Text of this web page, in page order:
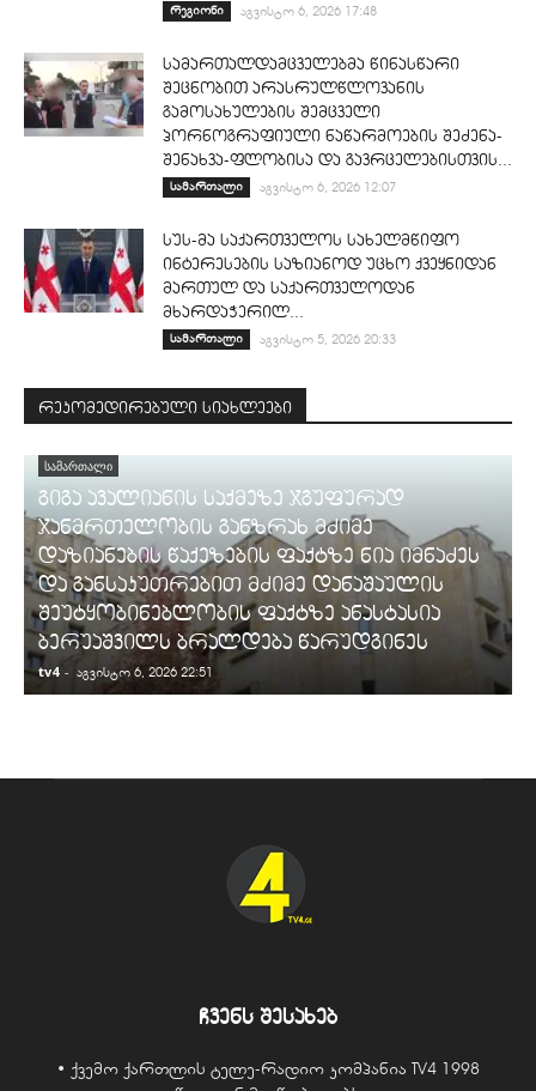
რეგიონი აგვისტო 6, 2026 17:48
სამართალდამცველებმა წინასწარი
შეცნობით არასრულწლოვანის
გამოსახულების შემცველი
პორნოგრაფიული ნაწარმოების შეძენა-
შენახვა-ფლობისა და გავრცელებისთვის...
სამართალი აგვისტო 6, 2026 12:07
სუს-მა საქართველოს სახელმწიფო
ინტერესების საზიანოდ უცხო ქვეყნიდან
მართულ და საქართველოდან
მხარდაჭერილ...
სამართალი აგვისტო 5, 2026 20:33
რეკომედირებული სიახლეები
ᲡᲐᲛᲐᲠᲗᲐᲚᲘ
გიგა ავალიანის საქმეზე ჯგუფურად
ჯანმრთელობის განზრახ მძიმე
დაზიანების წაქეზების ფაქტზე ნია იმნაძეს
და განსაკუთრებით მძიმე დანაშაულის
შეუტყობინებლობის ფაქტზე ანასტასია
ბერუაშვილს ბრალდება წარუდგინეს
tv4 - აგვისტო 6, 2026 22:51
ჩვენს შესახებ
• ქვემო ქართლის ტელე-რადიო კომპანია TV4 1998